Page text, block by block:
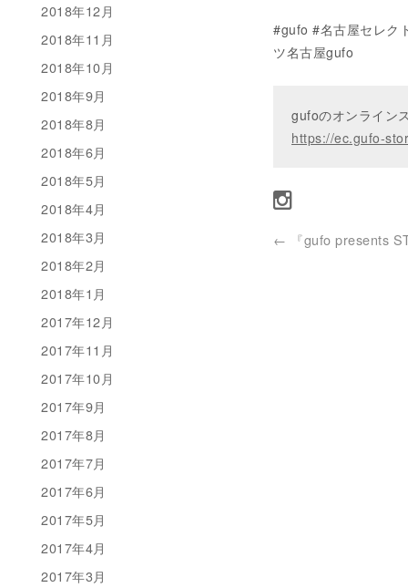
#gufo #名古屋セレク
ツ名古屋gufo
gufoのオンライン
https://ec.gufo-
← 『gufo presents
2018年12月
2018年11月
2018年10月
2018年9月
2018年8月
2018年6月
2018年5月
2018年4月
2018年3月
2018年2月
2018年1月
2017年12月
2017年11月
2017年10月
2017年9月
2017年8月
2017年7月
2017年6月
2017年5月
2017年4月
2017年3月